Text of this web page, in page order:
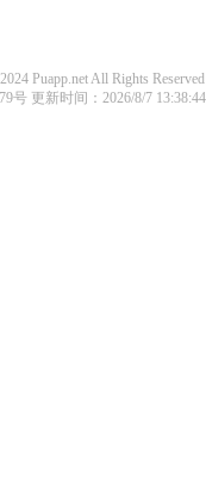
Puapp.net All Rights Reserved
号 更新时间：2026/8/7 13:38:44